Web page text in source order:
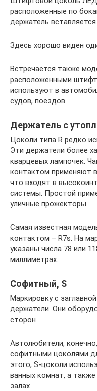
расположенные по
держатель вставляется
Здесь хорошо виден
Встречается также
расположенными
используют в
судов, поездов.
Держатель с
Цоколи типа R редко
Эти держатели более
кварцевых лампочек.
контактом применяют в
что входят в
системы. Простой
уличные прожекторы.
Самая известная
контактом – R7s. На
указаны числа 78 или
миллиметрах.
Софитный, S
Маркировку с
держатели. Они
сторон
Автолюбители,
софитными цоколями
этого, S-цоколи
ванных комнат, а
залах